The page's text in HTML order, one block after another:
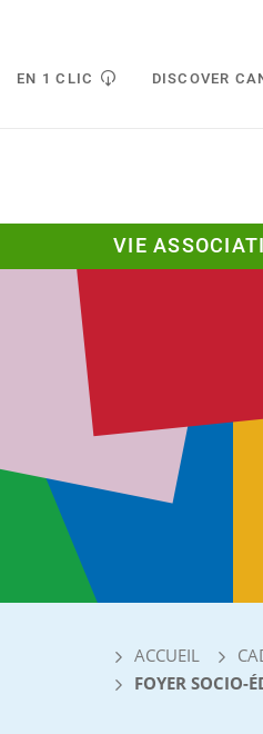
EN 1 CLIC DISCOVER
VIE
ACCUEIL
FOYER SOCIO-